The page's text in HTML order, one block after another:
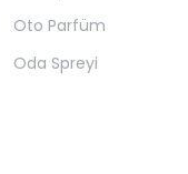
Oto Parfüm
Oda Spreyi